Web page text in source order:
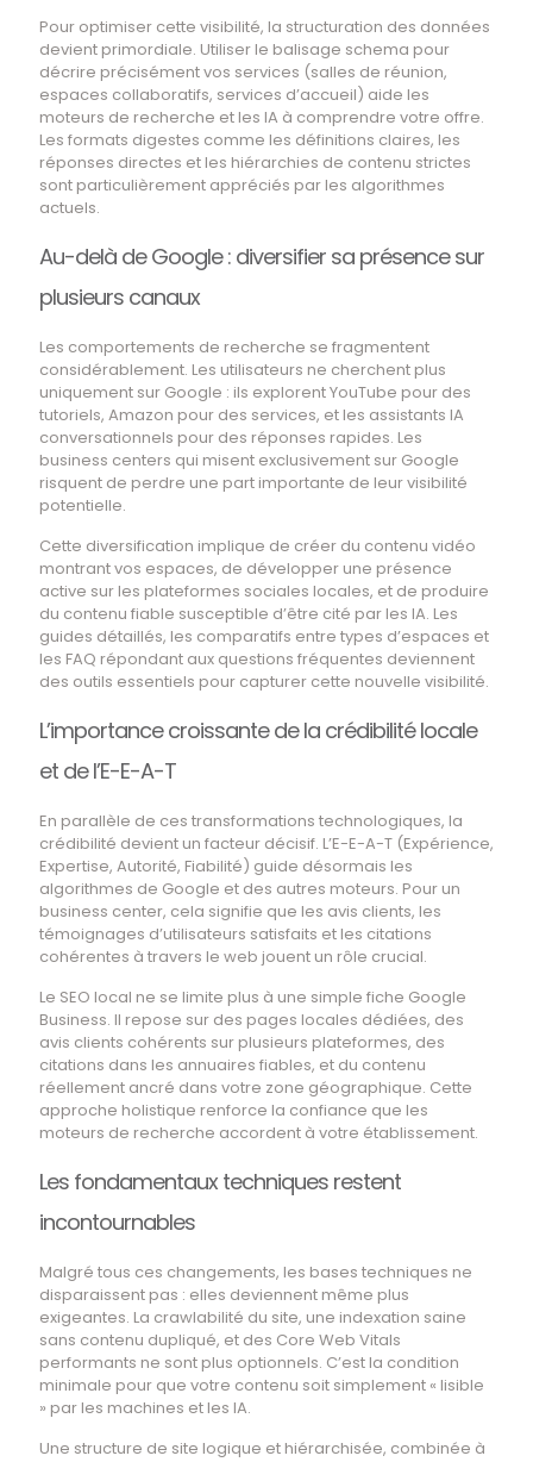
Pour optimiser cette visibilité, la structuration des données
devient primordiale. Utiliser le balisage schema pour
décrire précisément vos services (salles de réunion,
espaces collaboratifs, services d’accueil) aide les
moteurs de recherche et les IA à comprendre votre offre.
Les formats digestes comme les définitions claires, les
réponses directes et les hiérarchies de contenu strictes
sont particulièrement appréciés par les algorithmes
actuels.
Au-delà de Google : diversifier sa présence sur
plusieurs canaux
Les comportements de recherche se fragmentent
considérablement. Les utilisateurs ne cherchent plus
uniquement sur Google : ils explorent YouTube pour des
tutoriels, Amazon pour des services, et les assistants IA
conversationnels pour des réponses rapides. Les
business centers qui misent exclusivement sur Google
risquent de perdre une part importante de leur visibilité
potentielle.
Cette diversification implique de créer du contenu vidéo
montrant vos espaces, de développer une présence
active sur les plateformes sociales locales, et de produire
du contenu fiable susceptible d’être cité par les IA. Les
guides détaillés, les comparatifs entre types d’espaces et
les FAQ répondant aux questions fréquentes deviennent
des outils essentiels pour capturer cette nouvelle visibilité.
L’importance croissante de la crédibilité locale
et de l’E-E-A-T
En parallèle de ces transformations technologiques, la
crédibilité devient un facteur décisif. L’E-E-A-T (Expérience,
Expertise, Autorité, Fiabilité) guide désormais les
algorithmes de Google et des autres moteurs. Pour un
business center, cela signifie que les avis clients, les
témoignages d’utilisateurs satisfaits et les citations
cohérentes à travers le web jouent un rôle crucial.
Le SEO local ne se limite plus à une simple fiche Google
Business. Il repose sur des pages locales dédiées, des
avis clients cohérents sur plusieurs plateformes, des
citations dans les annuaires fiables, et du contenu
réellement ancré dans votre zone géographique. Cette
approche holistique renforce la confiance que les
moteurs de recherche accordent à votre établissement.
Les fondamentaux techniques restent
incontournables
Malgré tous ces changements, les bases techniques ne
disparaissent pas : elles deviennent même plus
exigeantes. La crawlabilité du site, une indexation saine
sans contenu dupliqué, et des Core Web Vitals
performants ne sont plus optionnels. C’est la condition
minimale pour que votre contenu soit simplement « lisible
» par les machines et les IA.
Une structure de site logique et hiérarchisée, combinée à